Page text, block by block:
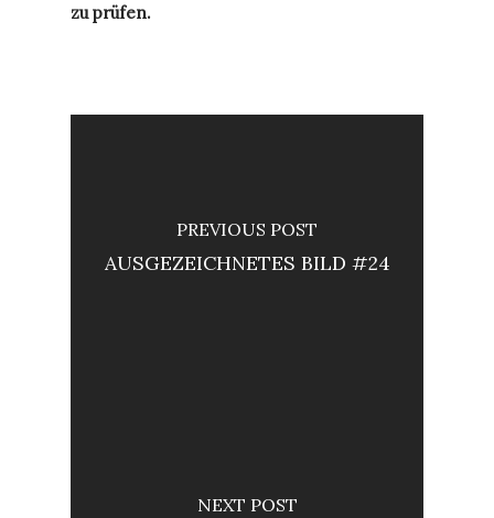
zu prüfen.
PREVIOUS POST
AUSGEZEICHNETES BILD #24
NEXT POST